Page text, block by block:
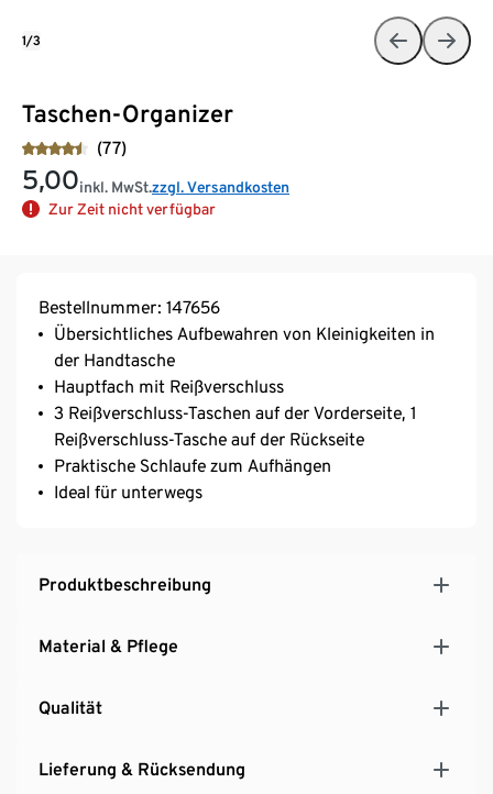
Taschen-Organizer
(77)
5,00inkl. MwSt.zzgl. Versandkosten
Zur Zeit nicht verfügbar
1/3
Bestellnummer: 147656
Übersichtliches Aufbewahren von Kleinigkeiten in
der Handtasche
Hauptfach mit Reißverschluss
3 Reißverschluss-Taschen auf der Vorderseite, 1
Reißverschluss-Tasche auf der Rückseite
Praktische Schlaufe zum Aufhängen
Ideal für unterwegs
Produktbeschreibung
Material & Pflege
Qualität
Lieferung & Rücksendung